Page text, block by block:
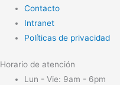
Contacto
Intranet
Políticas de privacidad
Horario de atención
Lun - Vie: 9am - 6pm